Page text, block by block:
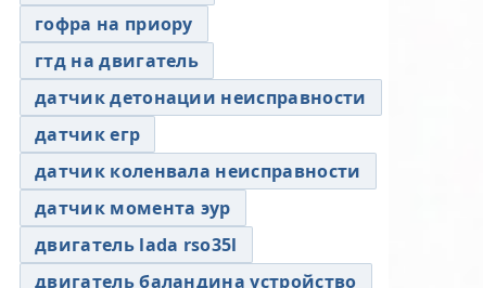
гофра на приору
гтд на двигатель
датчик детонации неисправности
датчик егр
датчик коленвала неисправности
датчик момента эур
двигатель lada rso35l
двигатель баландина устройство